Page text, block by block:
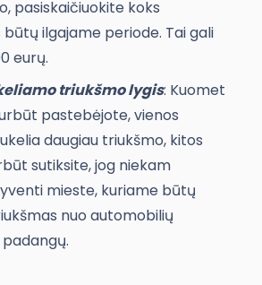
pasiskaičiuokite koks
ilgajame periode. Tai gali
eurų.
triukšmo lygis: Kuomet
pastebėjote, vienos
daugiau triukšmo, kitos
sutiksite, jog niekam
mieste, kuriame būtų
nuo automobilių